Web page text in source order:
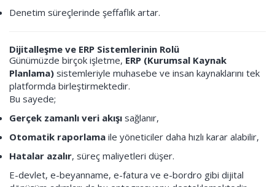
Denetim süreçlerinde şeffaflık artar.
Dijitalleşme ve ERP Sistemlerinin Rolü
Günümüzde birçok işletme, ERP (Kurumsal Kaynak
Planlama) sistemleriyle muhasebe ve insan kaynaklarını tek
platformda birleştirmektedir.
Bu sayede;
Gerçek zamanlı veri akışı sağlanır,
Otomatik raporlama ile yöneticiler daha hızlı karar alabilir,
Hatalar azalır, süreç maliyetleri düşer.
E-devlet, e-beyanname, e-fatura ve e-bordro gibi dijital